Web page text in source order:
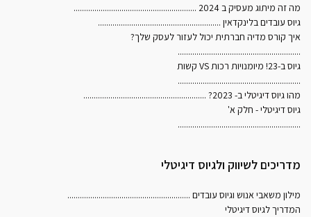
מה זה מיתוג מעסיק ב 2024
...........................................................
גיוס עובדים בלינקדאין ...........................................................
איך קורס מדיה חברתית יכול לעזור לעסק שלך?
...........................................................
גיוס ב-23! מיומנויות רכות VS קשות
...........................................................
מהו גיוס דיגיטלי ב- 2023?
...........................................................
גיוס דיגיטלי - חלק א'
...........................................................
מדריכים לשיווק ולגיוס דיגיטלי
מילון משאבי אנוש וגיוס עובדים ...........................................................
המדריך לגיוס דיגיטלי